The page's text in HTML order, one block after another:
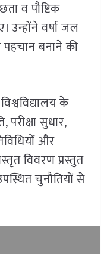
व पौष्टिक
उन्होंने वर्षा जल
पहचान बनाने की
के
परीक्षा सुधार,
और
विवरण प्रस्तुत
चुनौतियों से